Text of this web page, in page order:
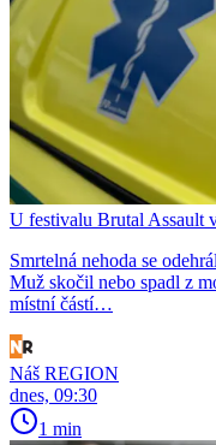
U festivalu Brutal Assault
Smrtelná nehoda se
Muž skočil nebo spadl z
místní částí…
Náš REGION
dnes, 09:30
1 min